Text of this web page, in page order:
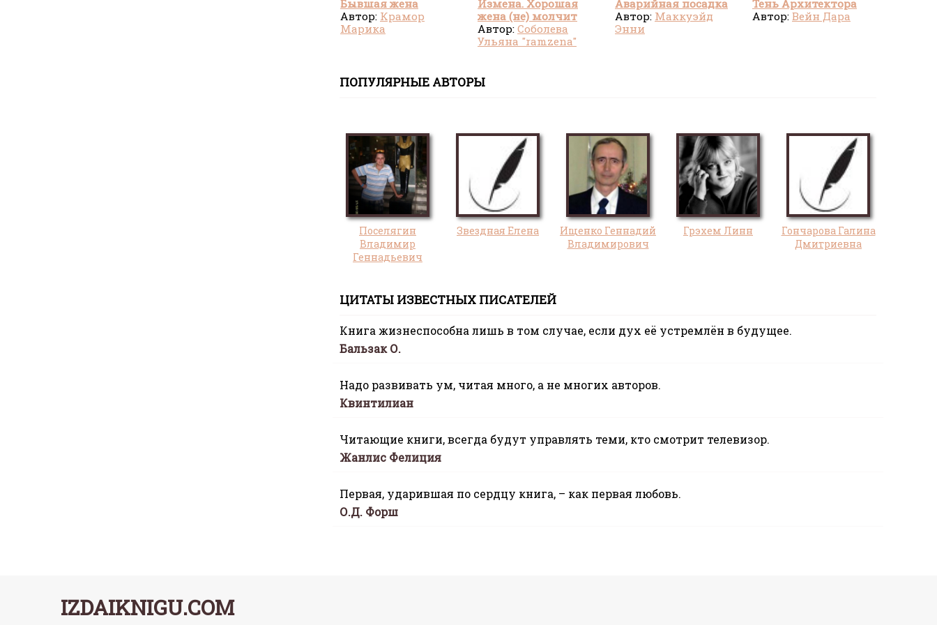
Бывшая жена
Автор: Крамор
Марика
Измена. Хорошая
жена (не) молчит
Автор: Соболева
Ульяна "ramzena"
Аварийная посадка
Автор: Маккуэйд
Энни
Тень Архитектора
Автор: Вейн Дара
ПОПУЛЯРНЫЕ АВТОРЫ
Поселягин
Владимир
Геннадьевич
Звездная Елена
Ищенко Геннадий
Владимирович
Грэхем Линн
Гончарова Галина
Дмитриевна
ЦИТАТЫ ИЗВЕСТНЫХ ПИСАТЕЛЕЙ
Книга жизнеспособна лишь в том случае, если дух её устремлён в будущее.
Бальзак О.
Надо развивать ум, читая много, а не многих авторов.
Квинтилиан
Читающие книги, всегда будут управлять теми, кто смотрит телевизор.
Жанлис Фелиция
Первая, ударившая по сердцу книга, – как первая любовь.
О.Д. Форш
IZDAIKNIGU.COM